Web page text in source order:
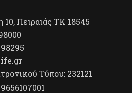
Πειραιάς ΤΚ 18545
Τύπου: 232121